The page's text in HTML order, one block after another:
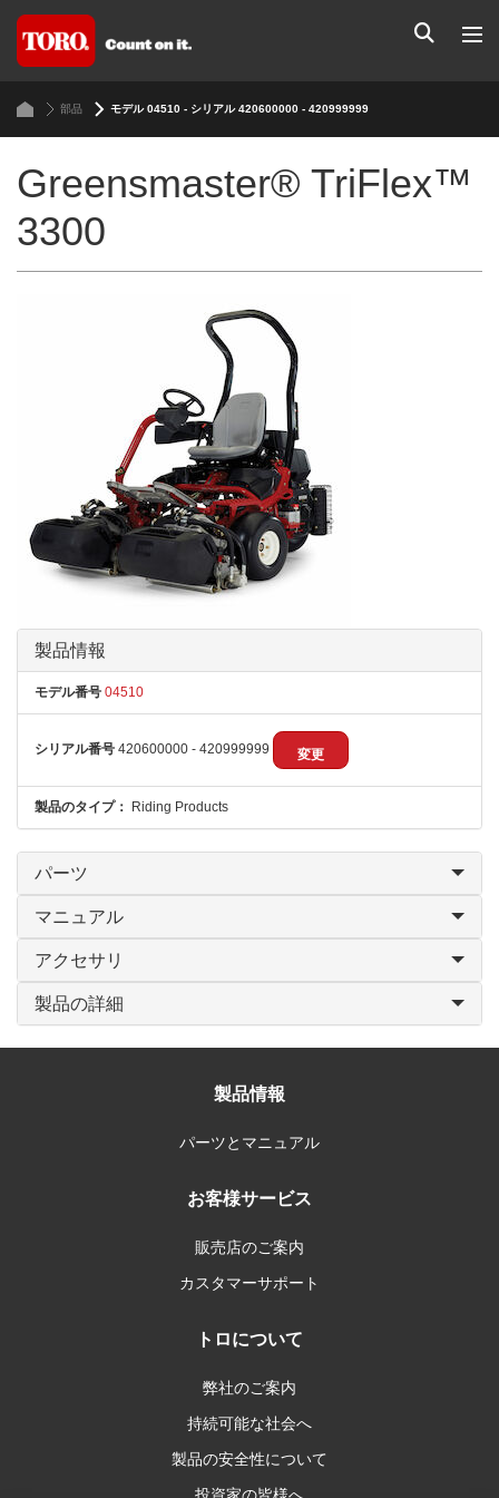
部品 モデル 04510 - シリアル 420600000 - 420999999
Greensmaster® TriFlex™
3300
製品情報
モデル番号 04510
シリアル番号 420600000 - 420999999 変更
製品のタイプ： Riding Products
パーツ
マニュアル
アクセサリ
製品の詳細
製品情報
パーツとマニュアル
お客様サービス
販売店のご案内
カスタマーサポート
トロについて
弊社のご案内
持続可能な社会へ
製品の安全性について